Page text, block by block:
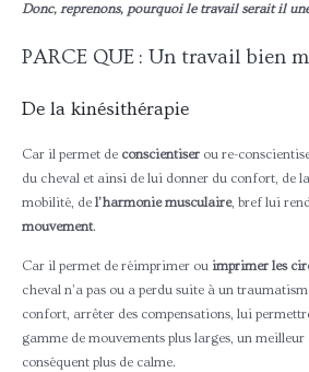
Donc, reprenons, pourquoi le travail serait il
PARCE QUE : Un travail bien
De la kinésithérapie
Car il permet de conscientiser ou re-
du cheval et ainsi de lui donner du confort, de
mobilité, de l’harmonie musculaire, bref lui
mouvement.
Car il permet de réimprimer ou imprimer les
cheval n’a pas ou a perdu suite à un
confort, arrêter des compensations, lui
gamme de mouvements plus larges, un
conséquent plus de calme.